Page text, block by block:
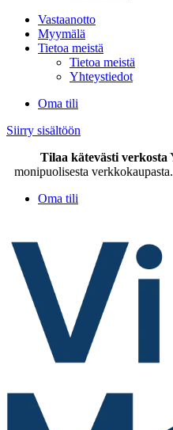
Vastaanotto
Myymälä
Tietoa meistä
Tietoa meistä
Yhteystiedot
Oma tili
Siirry sisältöön
Tilaa kätevästi verkosta
monipuolisesta verkkokaupasta.
Oma tili